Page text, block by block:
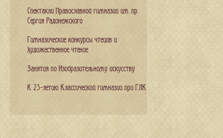
Спектакли Православной гимназии им. пр.
Сергия Радонежского
Гимназические конкурсы чтецов и
художественное чтение
Занятия по Изобразительному искусству
К 25-летию Классической гимназии при ГЛК